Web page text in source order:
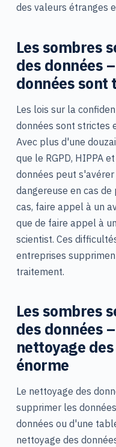
des valeurs étranges
Les sombres
des données
données sont
Les lois sur la
données sont strictes
Avec plus d'une
que le RGPD, HIPPA
données peut
dangereuse en cas
cas, faire appel à un
que de faire appel à
scientist. Ces
entreprises
traitement.
Les sombres
des données
nettoyage
énorme
Le nettoyage des
supprimer les
données ou d'une
nettoyage des